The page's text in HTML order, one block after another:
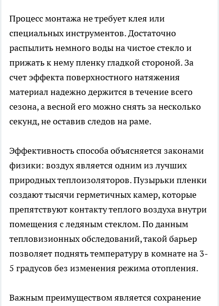
Процесс монтажа не требует клея или
специальных инструментов. Достаточно
распылить немного воды на чистое стекло и
прижать к нему пленку гладкой стороной. За
счет эффекта поверхностного натяжения
материал надежно держится в течение всего
сезона, а весной его можно снять за несколько
секунд, не оставив следов на раме.
Эффективность способа объясняется законами
физики: воздух является одним из лучших
природных теплоизоляторов. Пузырьки пленки
создают тысячи герметичных камер, которые
препятствуют контакту теплого воздуха внутри
помещения с ледяным стеклом. По данным
тепловизионных обследований, такой барьер
позволяет поднять температуру в комнате на 3-
5 градусов без изменения режима отопления.
Важным преимуществом является сохранение